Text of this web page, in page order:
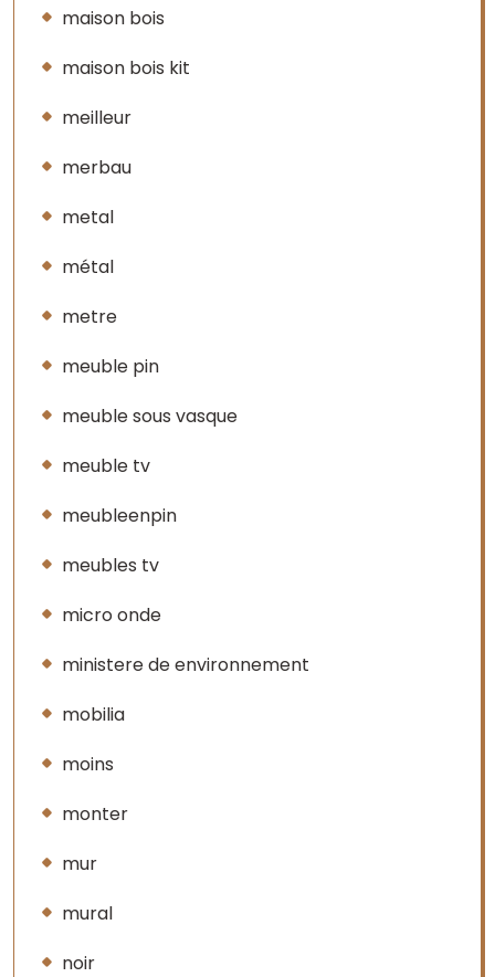
maison bois
maison bois kit
meilleur
merbau
metal
métal
metre
meuble pin
meuble sous vasque
meuble tv
meubleenpin
meubles tv
micro onde
ministere de environnement
mobilia
moins
monter
mur
mural
noir